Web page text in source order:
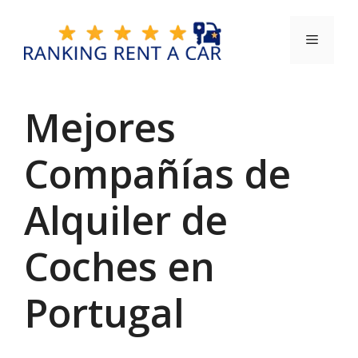
contenido
Menú
Mejores
Compañías de
Alquiler de
Coches en
Portugal